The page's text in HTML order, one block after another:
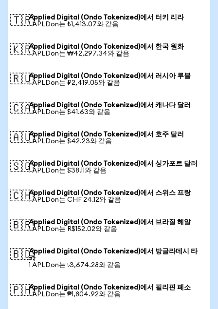
🇹🇷Applied Digital (Ondo Tokenized)에서 터키 리라
1 APLDon는 ₺1,413.07와 같음
🇰🇷Applied Digital (Ondo Tokenized)에서 한국 원화
1 APLDon는 ₩42,297.34와 같음
🇷🇺Applied Digital (Ondo Tokenized)에서 러시아 루블
1 APLDon는 ₽2,419.05와 같음
🇨🇦Applied Digital (Ondo Tokenized)에서 캐나다 달러
1 APLDon는 $41.63와 같음
🇦🇺Applied Digital (Ondo Tokenized)에서 호주 달러
1 APLDon는 $42.23와 같음
🇸🇬Applied Digital (Ondo Tokenized)에서 싱가포르 달러
1 APLDon는 $38.11와 같음
🇨🇭Applied Digital (Ondo Tokenized)에서 스위스 프랑
1 APLDon는 CHF 24.12와 같음
🇧🇷Applied Digital (Ondo Tokenized)에서 브라질 헤알
1 APLDon는 R$152.02와 같음
🇧🇩Applied Digital (Ondo Tokenized)에서 방글라데시 타
카
1 APLDon는 ৳3,674.28와 같음
🇵🇭Applied Digital (Ondo Tokenized)에서 필리핀 페소
1 APLDon는 ₱1,804.92와 같음